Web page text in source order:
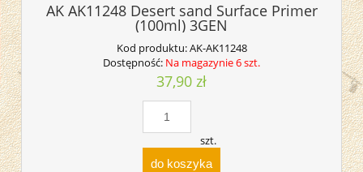
AK AK11248 Desert sand Surface Primer
(100ml) 3GEN
Kod produktu:AK-AK11248
Dostępność: Na magazynie 6 szt.
37,90 zł
szt.
do koszyka